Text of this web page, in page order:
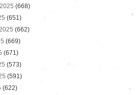
(668)
(651)
(662)
(669)
(671)
(573)
(591)
(622)